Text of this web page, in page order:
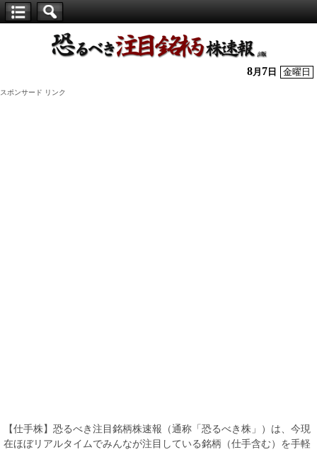
株】
8月 7 日 金曜日
スポンサード リンク
【仕手株】恐るべき注目銘柄株速報（通称「恐るべき株」）は、今現
在ほぼリアルタイムでみんなが注目している銘柄（仕手含む）を手軽